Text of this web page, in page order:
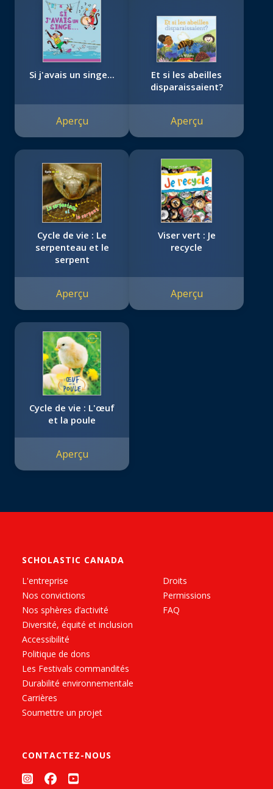
Si j'avais un singe...
Aperçu
Et si les abeilles
disparaissaient?
Aperçu
Cycle de vie : Le
serpenteau et le
serpent
Aperçu
Viser vert : Je
recycle
Aperçu
Cycle de vie : L'œuf
et la poule
Aperçu
SCHOLASTIC CANADA
L'entreprise
Nos convictions
Nos sphères d’activité
Diversité, équité et inclusion
Accessibilité
Politique de dons
Les Festivals commandités
Durabilité environnementale
Carrières
Soumettre un projet
Droits
Permissions
FAQ
CONTACTEZ-NOUS